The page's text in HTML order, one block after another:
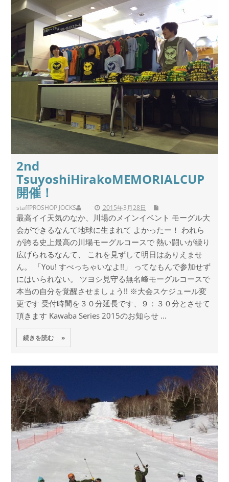
2nd
TsuyoshiHirakoMEMORIALCUP
開催！
staff 2015年3月28日
PROSHOP JOCKS
最高イイ天気のなか、川場のメインイベント モーグル大
会ができるなんて地球に生まれて よかったー！ われら
が誇る史上最高の川場モーグルコースで 熱い闘いが繰り
広げられるなんて、 これを見ずして明日はありえませ
ん。 「You! すべっちゃいなよ!!」 ってなもんで参加せず
にはいられない。 ツヨシ見守る無名峰モーグルコースで
本当の自分を覚醒させましょう!! ※大会スケジュール変
更です 受付時間を３０分延長です、９：３０分とさせて
頂きます Kawaba Series 2015のお知らせ ...
続きを読む »